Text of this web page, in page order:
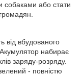
собаками або стати
від вбудованого
набирає
заряду-розряду.
- повністю